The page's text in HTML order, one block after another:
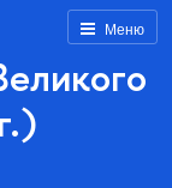
Меню